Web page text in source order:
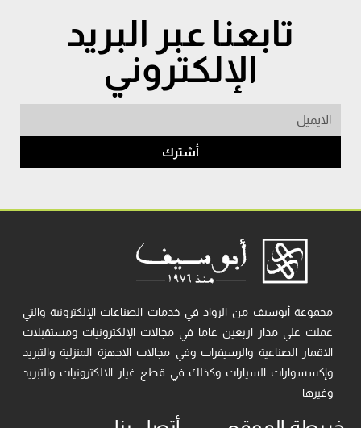
تابعنا عبر البريد
الإلكتروني
أشترك
مجموعة أبوسيف من الرواد في خدمات الصناعات الإلكترونية والتي
عملت علي مدار اربعين عاما في مجالات الإلكترونيات ومستقبلات
الاقمار الصناعية والرسيفرات وفي مجالات الاجهزة المنزلية والتبريد
وإكسسوارات السيارات وكذلك في قطع غيار الالكترونيات والتبريد
وغيرها